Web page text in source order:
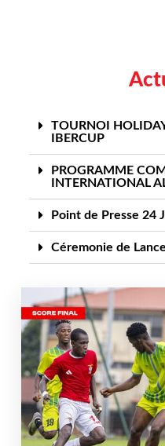
TOURNOI
IBERCUP
PROGRAMME
INTERNATIONAL
Point de Presse 24
Céremonie de